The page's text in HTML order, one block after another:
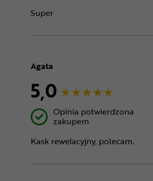
Super
Agata
5,0
Opinia potwierdzona
zakupem
Kask rewelacyjny, polecam.